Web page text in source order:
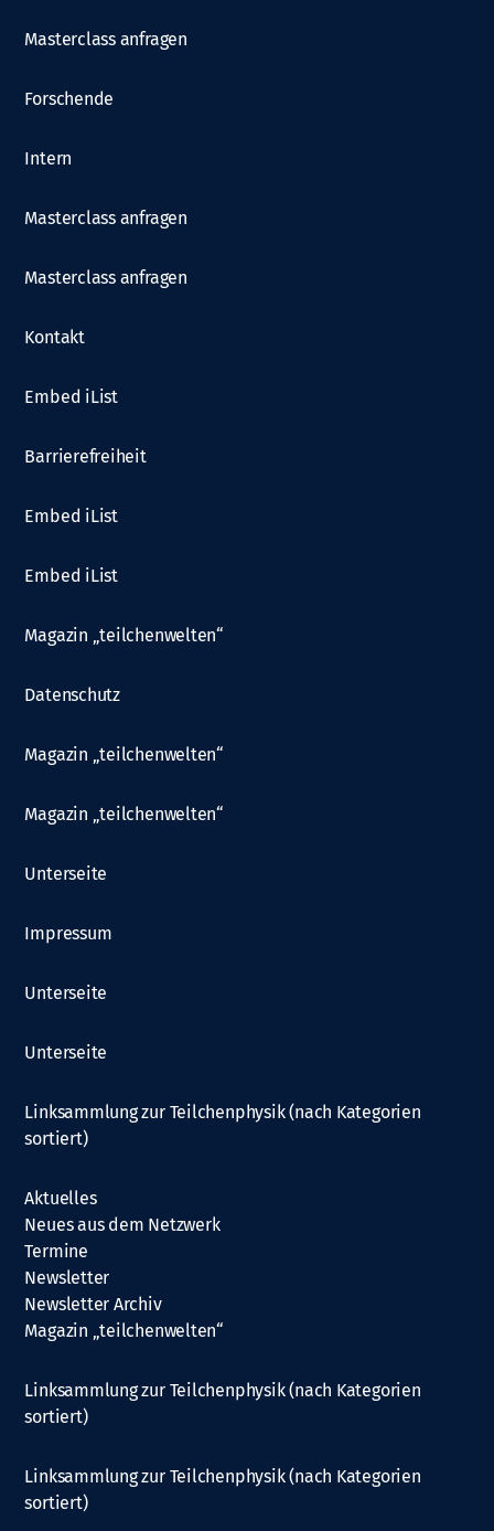
Masterclass anfragen
Forschende
Intern
Masterclass anfragen
Masterclass anfragen
Kontakt
Embed iList
Barrierefreiheit
Embed iList
Embed iList
Magazin „teilchenwelten“
Datenschutz
Magazin „teilchenwelten“
Magazin „teilchenwelten“
Unterseite
Impressum
Unterseite
Unterseite
Linksammlung zur Teilchenphysik (nach Kategorien
sortiert)
Aktuelles
Neues aus dem Netzwerk
Termine
Newsletter
Newsletter Archiv
Magazin „teilchenwelten“
Linksammlung zur Teilchenphysik (nach Kategorien
sortiert)
Linksammlung zur Teilchenphysik (nach Kategorien
sortiert)